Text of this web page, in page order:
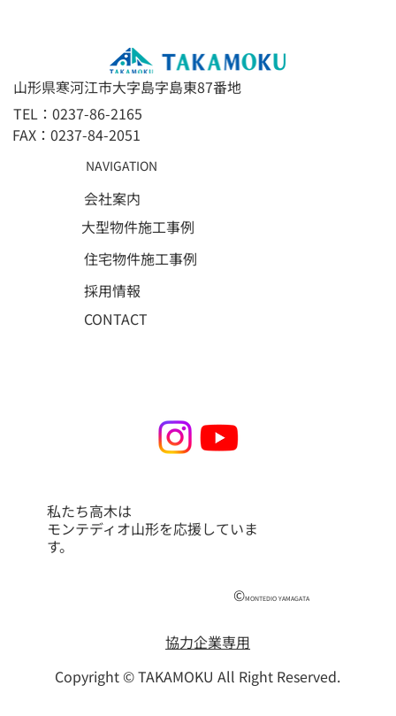
山形県寒河江市大字島字島東87番地
TEL：0237-86-2165
FAX：0237-84-2051
NAVIGATION
会社案内
住宅物件施工事例
大型物件施工事例
CONTACT
採用情報
私たち高木は
モンテディオ山形を応援していま
す。
©MONTEDIO YAMAGATA
Copyright © TAKAMOKU All Right Reserved.
協力企業専用